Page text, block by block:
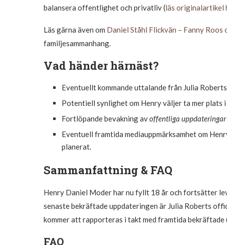
balansera offentlighet och privatliv (läs originalartikel
Läs gärna även om Daniel Ståhl Flickvän – Fanny Roos
familjesammanhang.
Vad händer härnäst?
Eventuellt kommande uttalande från Julia
Potentiell synlighet om Henry väljer ta mer plats
Fortlöpande bevakning avoffentliga
Eventuell framtida mediauppmärksamhet om
planerat.
Sammanfattning & FAQ
Henry Daniel Moder har nu fyllt 18 år och fortsätter
senaste bekräftade uppdateringen är Julia Roberts
kommer att rapporteras i takt med framtida bekräftade
FAQ